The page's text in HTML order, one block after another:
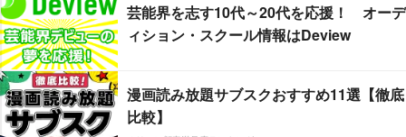
芸能界を志す10代～20代を応援！ オーデ
ィション・スクール情報はDeview
漫画読み放題サブスクおすすめ11選【徹底
比較】